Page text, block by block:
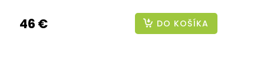
46 € DO KOŠÍKA